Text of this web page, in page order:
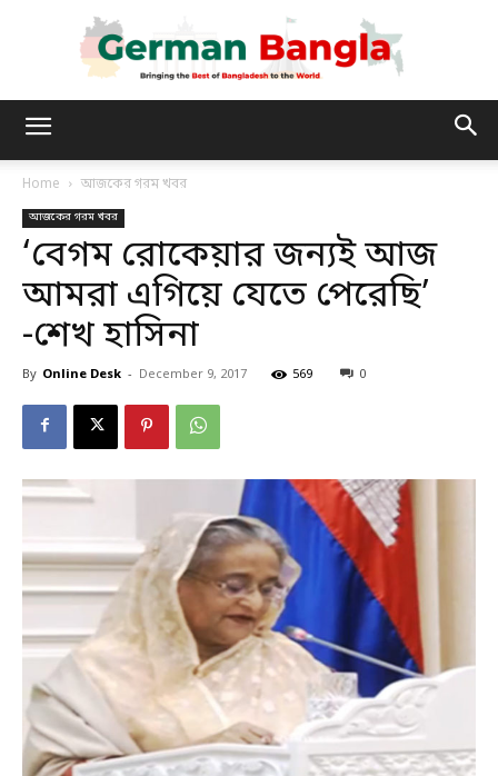
Bangla
Home আজকের গরম খবর
আজকের গরম খবর
‘বেগম রোকেয়ার জন্যই আজ
আমরা এগিয়ে যেতে পেরেছি’
-শেখ হাসিনা
By Online Desk - December 9, 2017 569 0